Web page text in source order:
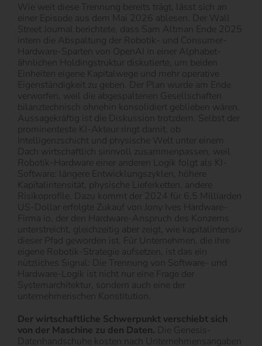
Wie weit diese Trennung bereits trägt, lässt sich an
einer Episode aus dem Mai 2026 ablesen. Der Wall
Street Journal berichtete, dass Sam Altman Ende 2025
intern die Abspaltung der Robotik- und Consumer-
Hardware-Sparten von OpenAI in einer Alphabet-
ähnlichen Holdingstruktur diskutierte, um beiden
Einheiten eigene Kapitalwege und mehr operative
Eigenständigkeit zu geben. Der Plan wurde am Ende
verworfen, weil die abgespaltenen Gesellschaften
bilanztechnisch ohnehin konsolidiert geblieben wären.
Aussagekräftig ist die Diskussion trotzdem. Selbst der
prominenteste KI-Akteur ringt damit, ob
Intelligenzschicht und physische Welt unter einem
Dach wirtschaftlich sinnvoll zusammenpassen, weil
Robotik-Hardware einer anderen Logik folgt als KI-
Software: längere Entwicklungszyklen, höhere
Kapitalintensität, physische Lieferketten, andere
Risikoprofile. Dazu kommt der 2024 für 6,5 Milliarden
US-Dollar erfolgte Zukauf von Jony Ives Hardware-
Firma io, der den Hardware-Anspruch des Konzerns
unterstreicht, gleichzeitig aber zeigt, wie kapitalintensiv
dieser Pfad geworden ist. Für Unternehmen, die ihre
eigene Robotik-Strategie aufsetzen, ist das ein
nützliches Signal: Die Trennung von Software- und
Hardware-Logik ist nicht nur eine Frage der
Systemarchitektur, sondern auch eine der
unternehmerischen Konstitution.
Der wirtschaftliche Schwerpunkt verschiebt sich
von der Maschine zu den Daten. Die Genesis-
Datenhandschuhe kosten nach Unternehmensangaben